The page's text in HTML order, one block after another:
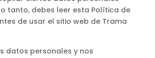
tanto, debes leer esta Política de
de usar el sitio web de Trama
datos personales y nos